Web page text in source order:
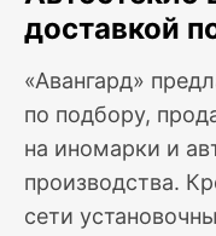
доставкой
«Авангард»
по подбору,
на иномарки и
производства.
сети